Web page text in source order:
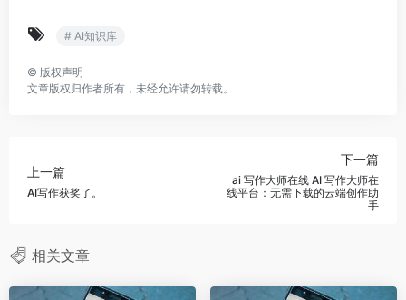
# AI知识库
© 版权声明
文章版权归作者所有，未经允许请勿转载。
上一篇
AI写作获奖了。
下一篇
ai 写作大师在线 AI 写作大师在
线平台：无需下载的云端创作助
手
相关文章